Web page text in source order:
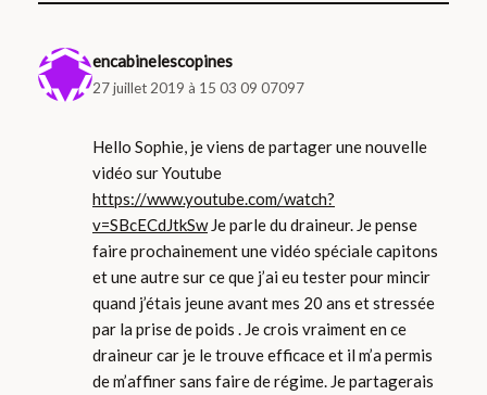
encabinelescopines
27 juillet 2019 à 15 03 09 07097
Hello Sophie, je viens de partager une nouvelle
vidéo sur Youtube
https://www.youtube.com/watch?
v=SBcECdJtkSwJe parle du draineur. Je pense
faire prochainement une vidéo spéciale capitons
et une autre sur ce que j’ai eu tester pour mincir
quand j’étais jeune avant mes 20 ans et stressée
par la prise de poids . Je crois vraiment en ce
draineur car je le trouve efficace et il m’a permis
de m’affiner sans faire de régime. Je partagerais